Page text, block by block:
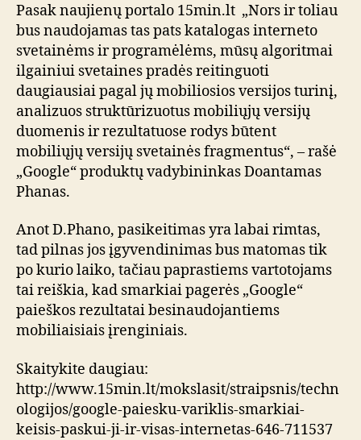
Pasak naujienų portalo 15min.lt „Nors ir toliau
bus naudojamas tas pats katalogas interneto
svetainėms ir programėlėms, mūsų algoritmai
ilgainiui svetaines pradės reitinguoti
daugiausiai pagal jų mobiliosios versijos turinį,
analizuos struktūrizuotus mobiliųjų versijų
duomenis ir rezultatuose rodys būtent
mobiliųjų versijų svetainės fragmentus“, – rašė
„Google“ produktų vadybininkas Doantamas
Phanas.
Anot D.Phano, pasikeitimas yra labai rimtas,
tad pilnas jos įgyvendinimas bus matomas tik
po kurio laiko, tačiau paprastiems vartotojams
tai reiškia, kad smarkiai pagerės „Google“
paieškos rezultatai besinaudojantiems
mobiliaisiais įrenginiais.
Skaitykite daugiau:
http://www.15min.lt/mokslasit/straipsnis/techn
ologijos/google-paiesku-variklis-smarkiai-
keisis-paskui-ji-ir-visas-internetas-646-711537